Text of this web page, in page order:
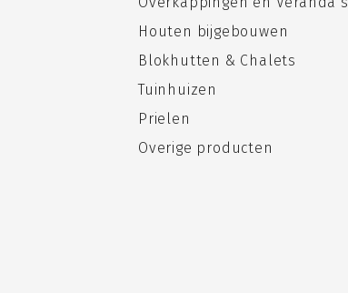
Houten bijgebouwen
Blokhutten & Chalets
Tuinhuizen
Prielen
Overige producten